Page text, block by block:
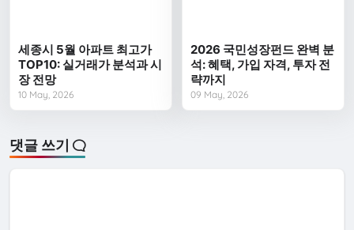
세종시 5월 아파트 최고가
TOP10: 실거래가 분석과 시
장 전망
10 May, 2026
2026 국민성장펀드 완벽 분
석: 혜택, 가입 자격, 투자 전
략까지
09 May, 2026
댓글 쓰기